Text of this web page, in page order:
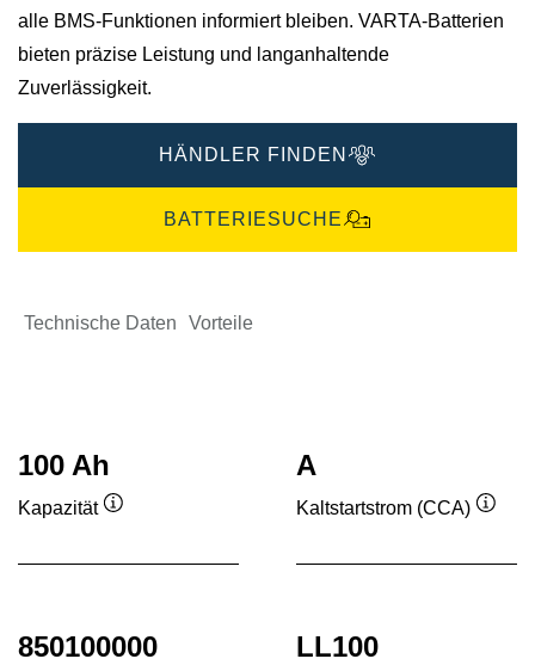
alle BMS-Funktionen informiert bleiben.​ VARTA-Batterien
bieten präzise Leistung und langanhaltende
Zuverlässigkeit.​
HÄNDLER FINDEN
BATTERIESUCHE
Technische Daten Vorteile
100 Ah
Kapazität
A
Kaltstartstrom (CCA)
850100000 LL100